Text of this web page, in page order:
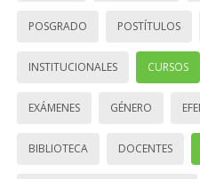
POSGRADO POSTÍTULOS
INSTITUCIONALES CURSOS
EXÁMENES GÉNERO
BIBLIOTECA DOCENTES